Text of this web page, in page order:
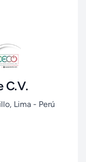
C.V.
Lima - Perú